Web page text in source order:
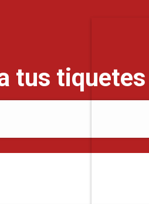
tus